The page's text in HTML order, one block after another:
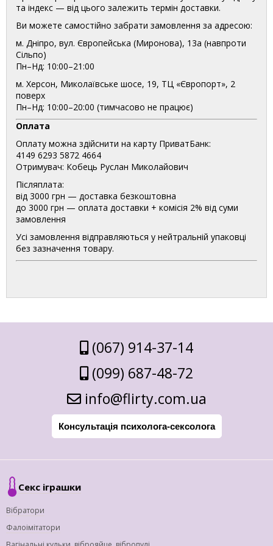
та індекс — від цього залежить термін доставки.
Ви можете самостійно забрати замовлення за адресою:
м. Дніпро, вул. Європейська (Миронова), 13а (навпроти
Сільпо)
Пн–Нд: 10:00–21:00
м. Херсон, Миколаївське шосе, 19, ТЦ «Європорт», 2
поверх
Пн–Нд: 10:00–20:00 (тимчасово не працює)
Оплата
Оплату можна здійснити на карту ПриватБанк:
4149 6293 5872 4664
Отримувач: Кобець Руслан Миколайович
Післяплата:
від 3000 грн — доставка безкоштовна
до 3000 грн — оплата доставки + комісія 2% від суми
замовлення
Усі замовлення відправляються у нейтральній упаковці
без зазначення товару.
(067) 914-37-14
(099) 687-48-72
info@flirty.com.ua
Консультація психолога-сексолога
Секс іграшки
Вібратори
Фалоімітатори